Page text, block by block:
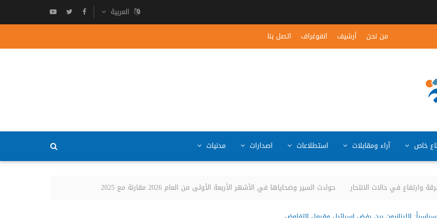
العربية
من نحن
أرشيف انفوغراف اتصل بنا
خاص آراء ومقابلات استطلاعات اصدارات مدنيات
حوادث السير وضحاياها في الأشهر الأربعة الأولى من العام 2026 مقارنة مع 2025 في حالات الانتحار